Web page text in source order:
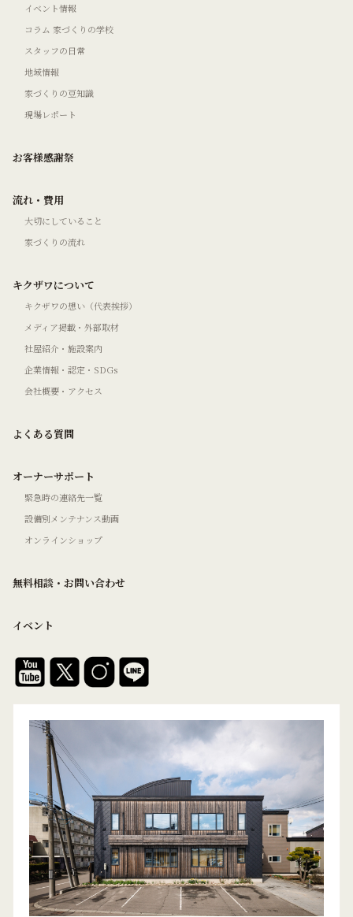
イベント情報
コラム 家づくりの学校
スタッフの日常
地域情報
家づくりの豆知識
現場レポート
お客様感謝祭
流れ・費用
大切にしていること
家づくりの流れ
キクザワについて
キクザワの想い（代表挨拶）
メディア掲載・外部取材
社屋紹介・施設案内
企業情報・認定・SDGs
会社概要・アクセス
よくある質問
オーナーサポート
緊急時の連絡先一覧
設備別メンテナンス動画
オンラインショップ
無料相談・お問い合わせ
イベント